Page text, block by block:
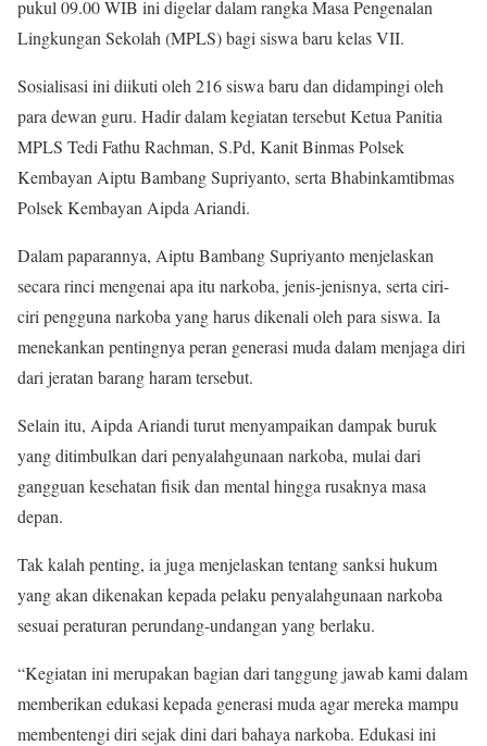
pukul 09.00 WIB ini digelar dalam rangka Masa Pengenalan
Lingkungan Sekolah (MPLS) bagi siswa baru kelas VII.
Sosialisasi ini diikuti oleh 216 siswa baru dan didampingi oleh
para dewan guru. Hadir dalam kegiatan tersebut Ketua Panitia
MPLS Tedi Fathu Rachman, S.Pd, Kanit Binmas Polsek
Kembayan Aiptu Bambang Supriyanto, serta Bhabinkamtibmas
Polsek Kembayan Aipda Ariandi.
Dalam paparannya, Aiptu Bambang Supriyanto menjelaskan
secara rinci mengenai apa itu narkoba, jenis-jenisnya, serta ciri-
ciri pengguna narkoba yang harus dikenali oleh para siswa. Ia
menekankan pentingnya peran generasi muda dalam menjaga diri
dari jeratan barang haram tersebut.
Selain itu, Aipda Ariandi turut menyampaikan dampak buruk
yang ditimbulkan dari penyalahgunaan narkoba, mulai dari
gangguan kesehatan fisik dan mental hingga rusaknya masa
depan.
Tak kalah penting, ia juga menjelaskan tentang sanksi hukum
yang akan dikenakan kepada pelaku penyalahgunaan narkoba
sesuai peraturan perundang-undangan yang berlaku.
“Kegiatan ini merupakan bagian dari tanggung jawab kami dalam
memberikan edukasi kepada generasi muda agar mereka mampu
membentengi diri sejak dini dari bahaya narkoba. Edukasi ini